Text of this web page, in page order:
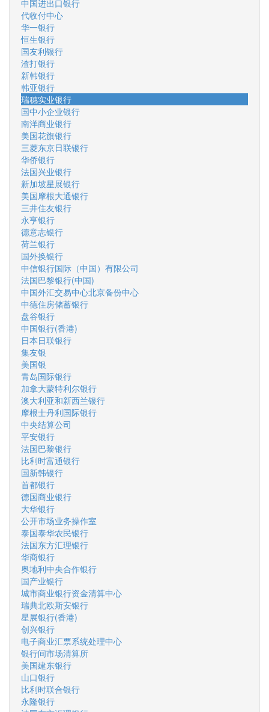
中国进出口银行
代收付中心
华一银行
恒生银行
国友利银行
渣打银行
新韩银行
韩亚银行
瑞穗实业银行
国中小企业银行
南洋商业银行
美国花旗银行
三菱东京日联银行
华侨银行
法国兴业银行
新加坡星展银行
美国摩根大通银行
三井住友银行
永亨银行
德意志银行
荷兰银行
国外换银行
中信银行国际（中国）有限公司
法国巴黎银行(中国)
中国外汇交易中心北京备份中心
中德住房储蓄银行
盘谷银行
中国银行(香港)
日本日联银行
集友银
美国银
青岛国际银行
加拿大蒙特利尔银行
澳大利亚和新西兰银行
摩根士丹利国际银行
中央结算公司
平安银行
法国巴黎银行
比利时富通银行
国新韩银行
首都银行
德国商业银行
大华银行
公开市场业务操作室
泰国泰华农民银行
法国东方汇理银行
华商银行
奥地利中央合作银行
国产业银行
城市商业银行资金清算中心
瑞典北欧斯安银行
星展银行(香港)
创兴银行
电子商业汇票系统处理中心
银行间市场清算所
美国建东银行
山口银行
比利时联合银行
永隆银行